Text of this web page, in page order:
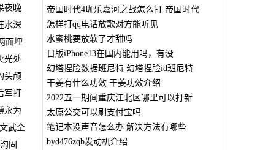
夜晚
水深
面埋
光处
头颅
军打
永为
武全
固
帝国时代4珈乐嘉河之战怎么打 帝国时代
怎样打qq电话放歌对方能听见
水蜜桃要放软了才甜吗
日版iPhone13在国内能用吗，有没
幻塔捏脸数据班尼特 幻塔捏脸id班尼特
干姜有什么功效 干姜功效介绍
2022五一期间重庆江北区哪里可以打新
太原公交可以刷支付宝吗
笔记本没声音怎么办 解决方法有哪些
byd476zqb发动机介绍